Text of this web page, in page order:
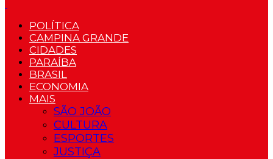
POLÍTICA
CAMPINA GRANDE
CIDADES
PARAÍBA
BRASIL
ECONOMIA
MAIS
SÃO JOÃO
CULTURA
ESPORTES
JUSTIÇA